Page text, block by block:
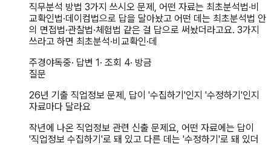
직무분석 방법 3가지 쓰시오 문제, 어떤 자료는 최초분석법·비
교확인법·데이컴법으로 답을 달아놨고 어떤 데는 최초분석법 안
의 면접법·관찰법·체험법 같은 걸 답으로 써놨더라고요. 3가지
쓰라고 하면 최초분석·비교확인·데
주경야독중· 답변 1· 조회 4· 방금
질문
26년 기출 직업정보 문제, 답이 '수집하기'인지 '수정하기'인지
자료마다 달라요
작년에 나온 직업정보 관련 신출 문제요, 어떤 자료에는 답이
'직업정보 수집하기'로 돼 있고 다른 데는 '수정하기'로 돼 있더